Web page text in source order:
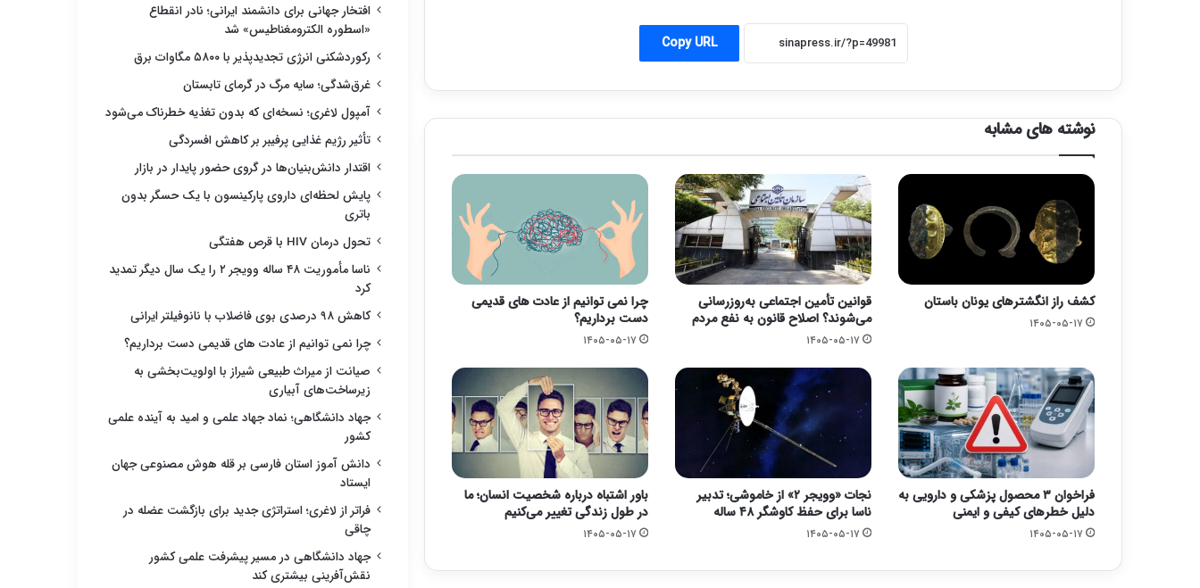
Copy URL
نوشته های مشابه
کشف راز انگشترهای یونان باستان
۱۴۰۵-۰۵-۱۷
قوانین تأمین اجتماعی به‌روزرسانی
می‌شوند؟ اصلاح قانون به نفع مردم
۱۴۰۵-۰۵-۱۷
چرا نمی توانیم از عادت های قدیمی
دست برداریم؟
۱۴۰۵-۰۵-۱۷
فراخوان ۳ محصول پزشکی و دارویی به
دلیل خطرهای کیفی و ایمنی
۱۴۰۵-۰۵-۱۷
نجات «وویجر ۲» از خاموشی؛ تدبیر
ناسا برای حفظ کاوشگر ۴۸ ساله
۱۴۰۵-۰۵-۱۷
باور اشتباه درباره شخصیت انسان؛ ما
در طول زندگی تغییر می‌کنیم
۱۴۰۵-۰۵-۱۷
افتخار جهانی برای دانشمند ایرانی؛ نادر انقطاع
«اسطوره الکترومغناطیس» شد
رکوردشکنی انرژی تجدیدپذیر با ۵۸۰۰ مگاوات برق
غرق‌شدگی؛ سایه مرگ در گرمای تابستان
آمپول لاغری؛ نسخه‌ای که بدون تغذیه خطرناک می‌شود
تأثیر رژیم غذایی پرفیبر بر کاهش افسردگی
اقتدار دانش‌بنیان‌ها در گروی حضور پایدار در بازار
پایش لحظه‌ای داروی پارکینسون با یک حسگر بدون
باتری
تحول درمان HIV با قرص هفتگی
ناسا مأموریت ۴۸ ساله وویجر ۲ را یک سال دیگر تمدید
کرد
کاهش ۹۸ درصدی بوی فاضلاب با نانوفیلتر ایرانی
چرا نمی توانیم از عادت های قدیمی دست برداریم؟
صیانت از میراث طبیعی شیراز با اولویت‌بخشی به
زیرساخت‌های آبیاری
جهاد دانشگاهی؛ نماد جهاد علمی و امید به آینده علمی
کشور
دانش آموز استان فارسی بر قله هوش مصنوعی جهان
ایستاد
فراتر از لاغری؛ استراتژی جدید برای بازگشت عضله در
چاقی
جهاد دانشگاهی در مسیر پیشرفت علمی کشور
نقش‌آفرینی بیشتری کند